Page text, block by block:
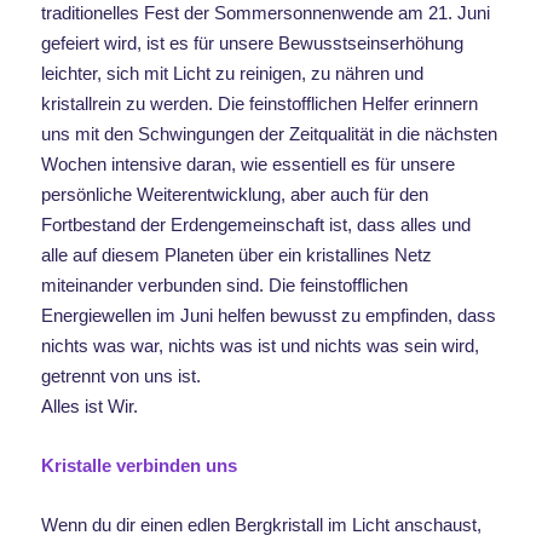
traditionelles Fest der Sommersonnenwende am 21. Juni
gefeiert wird, ist es für unsere Bewusstseinserhöhung
leichter, sich mit Licht zu reinigen, zu nähren und
kristallrein zu werden. Die feinstofflichen Helfer erinnern
uns mit den Schwingungen der Zeitqualität in die nächsten
Wochen intensive daran, wie essentiell es für unsere
persönliche Weiterentwicklung, aber auch für den
Fortbestand der Erdengemeinschaft ist, dass alles und
alle auf diesem Planeten über ein kristallines Netz
miteinander verbunden sind. Die feinstofflichen
Energiewellen im Juni helfen bewusst zu empfinden, dass
nichts was war, nichts was ist und nichts was sein wird,
getrennt von uns ist.
Alles ist Wir.
Kristalle verbinden uns
Wenn du dir einen edlen Bergkristall im Licht anschaust,